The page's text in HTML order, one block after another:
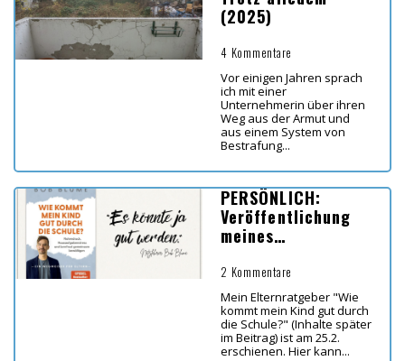
(2025)
4 Kommentare
Vor einigen Jahren sprach
ich mit einer
Unternehmerin über ihren
Weg aus der Armut und
aus einem System von
Bestrafung...
PERSÖNLICH:
Veröffentlichung
meines
kommt mein Kind
gut durch die
Schule?"
2 Kommentare
Mein Elternratgeber "Wie
kommt mein Kind gut durch
die Schule?" (Inhalte später
im Beitrag) ist am 25.2.
erschienen. Hier kann...